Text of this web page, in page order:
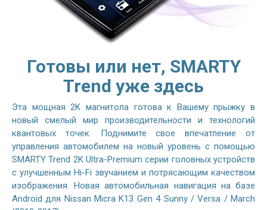
Готовы или нет, SMARTY
Trend уже здесь
Эта мощная 2K магнитола готова к Вашему прыжку в
новый смелый мир производительности и технологий
квантовых точек. Поднимите свое впечатление от
управления автомобилем на новый уровень с помощью
SMARTY Trend 2K Ultra-Premium серии головных устройств
с улучшенным Hi-Fi звучанием и потрясающим качеством
изображения. Новая автомобильная навигация на базе
Android для Nissan Micra K13 Gen 4 Sunny / Versa / March